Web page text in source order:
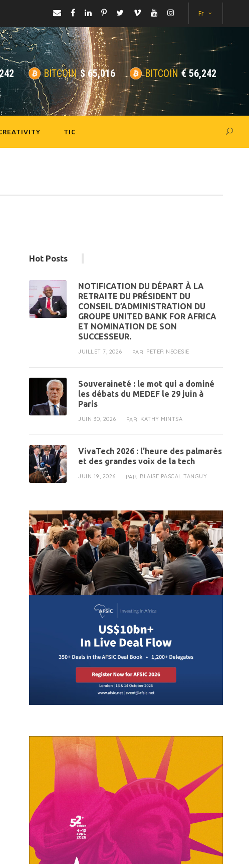
Fr
BITCOIN $65,016 BITCOIN €56,242
TIC
Hot Posts
NOTIFICATION DU DÉPART À LA
RETRAITE DU PRÉSIDENT DU
CONSEIL D’ADMINISTRATION DU
GROUPE UNITED BANK FOR AFRICA
ET NOMINATION DE SON
SUCCESSEUR.
JUILLET 7, 2026 PAR PETER NSOESIE
Souveraineté : le mot qui a dominé
les débats du MEDEF le 29 juin à
Paris
JUIN 30, 2026 PAR KATHY MINTSA
VivaTech 2026 : l’heure des palmarès
et des grandes voix de la tech
JUIN 19, 2026 PAR BLAISE PASCAL TANGUY